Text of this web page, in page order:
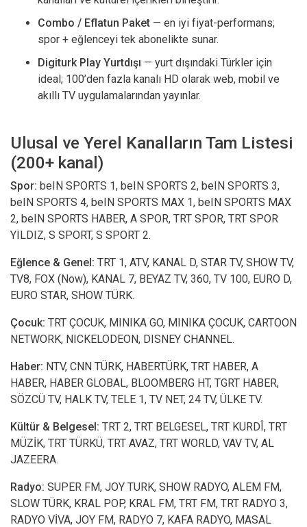
Combo / Eflatun Paket — en iyi fiyat-performans;
spor + eğlenceyi tek abonelikte sunar.
Digiturk Play Yurtdışı — yurt dışındaki Türkler için
ideal; 100’den fazla kanalı HD olarak web, mobil ve
akıllı TV uygulamalarından yayınlar.
Ulusal ve Yerel Kanalların Tam Listesi
(200+ kanal)
Spor: beIN SPORTS 1, beIN SPORTS 2, beIN SPORTS 3,
beIN SPORTS 4, beIN SPORTS MAX 1, beIN SPORTS MAX
2, beIN SPORTS HABER, A SPOR, TRT SPOR, TRT SPOR
YILDIZ, S SPORT, S SPORT 2.
Eğlence & Genel: TRT 1, ATV, KANAL D, STAR TV, SHOW TV,
TV8, FOX (Now), KANAL 7, BEYAZ TV, 360, TV 100, EURO D,
EURO STAR, SHOW TÜRK.
Çocuk: TRT ÇOCUK, MINIKA GO, MINIKA ÇOCUK, CARTOON
NETWORK, NICKELODEON, DISNEY CHANNEL.
Haber: NTV, CNN TÜRK, HABERTÜRK, TRT HABER, A
HABER, HABER GLOBAL, BLOOMBERG HT, TGRT HABER,
SÖZCÜ TV, HALK TV, TELE 1, TV NET, 24 TV, ÜLKE TV.
Kültür & Belgesel: TRT 2, TRT BELGESEL, TRT KURDÎ, TRT
MÜZİK, TRT TÜRKÜ, TRT AVAZ, TRT WORLD, VAV TV, AL
JAZEERA.
Radyo: SUPER FM, JOY TURK, SHOW RADYO, ALEM FM,
SLOW TÜRK, KRAL POP, KRAL FM, TRT FM, TRT RADYO 3,
RADYO VİVA, JOY FM, RADYO 7, KAFA RADYO, MASAL